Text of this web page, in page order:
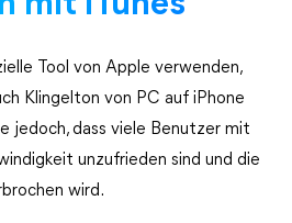
Tool von Apple verwenden,
Klingelton von PC auf iPhone
jedoch, dass viele Benutzer mit
unzufrieden sind und die
wird.